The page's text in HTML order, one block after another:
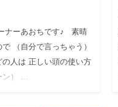
ナーあおちです♪ 素晴
（自分で言っちゃう）
人は 正しい頭の使い方
ン） …